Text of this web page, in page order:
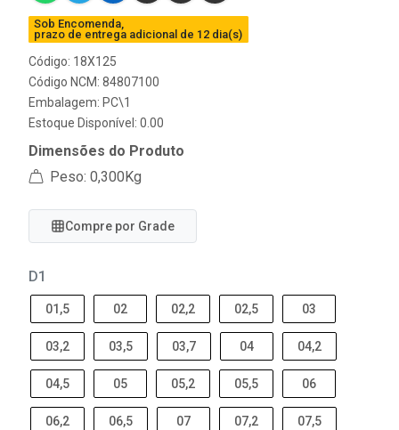
Sob Encomenda,
prazo de entrega adicional de 12 dia(s)
Código: 18X125
Código NCM: 84807100
Embalagem: PC\1
Estoque Disponível: 0.00
Dimensões do Produto
Peso: 0,300Kg
Compre por Grade
D1
01,5 02 02,2 02,5 03
03,2 03,5 03,7 04 04,2
04,5 05 05,2 05,5 06
06,2 06,5 07 07,2 07,5